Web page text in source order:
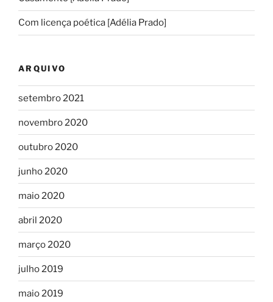
Com licença poética [Adélia Prado]
ARQUIVO
setembro 2021
novembro 2020
outubro 2020
junho 2020
maio 2020
abril 2020
março 2020
julho 2019
maio 2019